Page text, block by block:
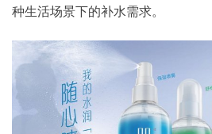
种生活场景下的补水需求。